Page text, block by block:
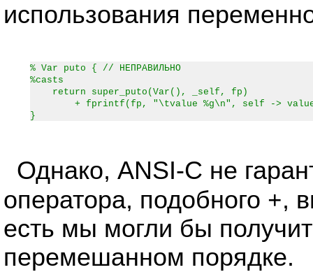
использования
% Var puto { // НЕПРАВИЛЬНО
%casts
return super_puto(Var(), _self, fp)
+ fprintf(fp, "\tvalue %g\n", self ->
}
Однако, ANSI-C не
оператора, подобного +,
есть мы могли бы
перемешанном порядке.